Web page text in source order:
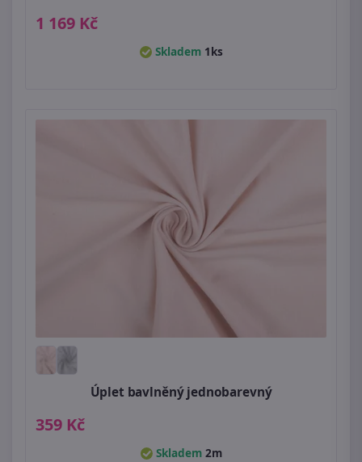
1 169 Kč
Skladem 1ks
Úplet bavlněný jednobarevný
359 Kč
Skladem 2m